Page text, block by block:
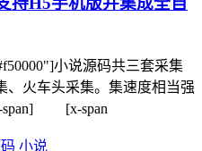
小说源码共三套采集
、火车头采集。集速度相当强
span] [x-span
小说